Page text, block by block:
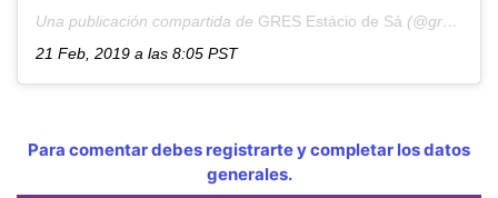
Una publicación compartida de GRES Estácio de Sá (@gresestacio) el
21 Feb, 2019 a las 8:05 PST
Para comentar debes registrarte y completar los datos
generales.